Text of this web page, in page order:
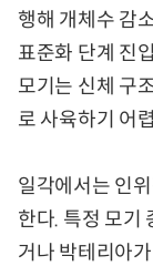
행해 개체수 감
표준화 단계 진
모기는 신체 구
로 사육하기 어
일각에서는 인
한다. 특정 모기
거나 박테리아